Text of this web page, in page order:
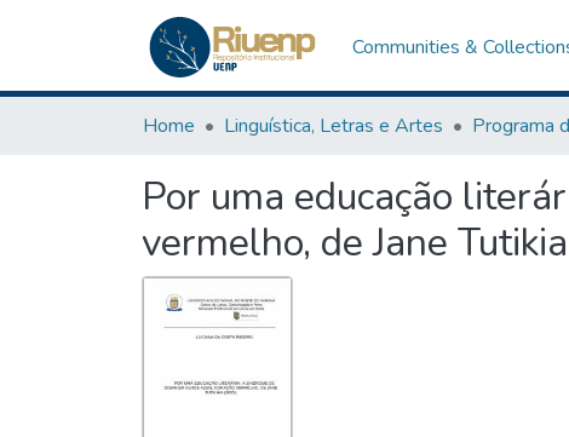
Communities &
Home Linguística, Letras e Artes
Por uma educação
vermelho, de Jane